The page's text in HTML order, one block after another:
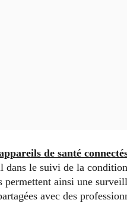
de santé
dans le suivi de la
permettent ainsi une
avec des